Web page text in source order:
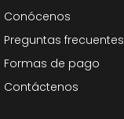
Conócenos
Preguntas frecuentes
Formas de pago
Contáctenos